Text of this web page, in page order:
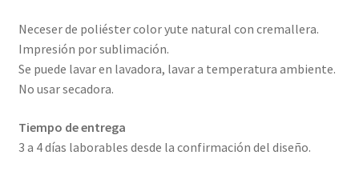
Neceser de poliéster color yute natural con cremallera.
Impresión por sublimación.
Se puede lavar en lavadora, lavar a temperatura ambiente.
No usar secadora.
Tiempo de entrega
3 a 4 días laborables desde la confirmación del diseño.